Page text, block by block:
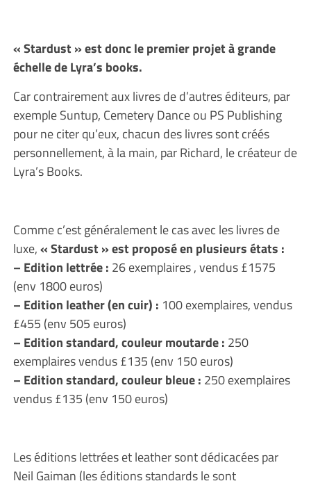
« Stardust » est donc le premier projet à grande
échelle de Lyra’s books.
Car contrairement aux livres de d’autres éditeurs, par
exemple Suntup, Cemetery Dance ou PS Publishing
pour ne citer qu’eux, chacun des livres sont créés
personnellement, à la main, par Richard, le créateur de
Lyra’s Books.
Comme c’est généralement le cas avec les livres de
luxe,« Stardust » est proposé en plusieurs états :
– Edition lettrée : 26 exemplaires , vendus £1575
(env 1800 euros)
– Edition leather (en cuir) : 100 exemplaires, vendus
£455 (env 505 euros)
– Edition standard, couleur moutarde : 250
exemplaires vendus £135 (env 150 euros)
– Edition standard, couleur bleue : 250 exemplaires
vendus £135 (env 150 euros)
Les éditions lettrées et leather sont dédicacées par
Neil Gaiman (les éditions standards le sont